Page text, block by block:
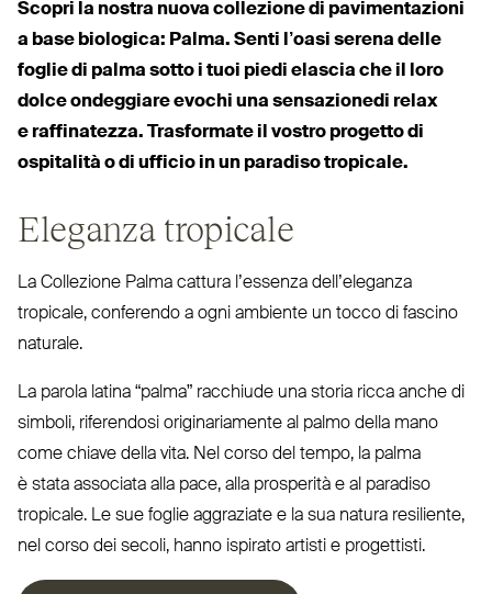
Scopri la nostra nuova col­lezione di pavi­men­tazioni
a base biologica: Palma. Senti l’oasi serena delle
foglie di palma sotto i tuoi piedi elascia che il loro
dolce ondeggiare evochi una sen­sa­zionedi relax
e raf­fi­natezza. Tra­sformate il vostro progetto di
ospitalità o di ufficio in un paradiso tropicale.
Eleganza tropicale
La Col­lezione Palma cattura l’essenza dell’eleganza
tropicale, con­ferendo a ogni ambiente un tocco di fascino
naturale.
La parola latina “palma” racchiude una storia ricca anche di
simboli, rife­rendosi ori­gi­na­riamente al palmo della mano
come chiave della vita. Nel corso del tempo, la palma
è stata associata alla pace, alla pro­sperità e al paradiso
tropicale. Le sue foglie aggraziate e la sua natura resiliente,
nel corso dei secoli, hanno ispirato artisti e progettisti.